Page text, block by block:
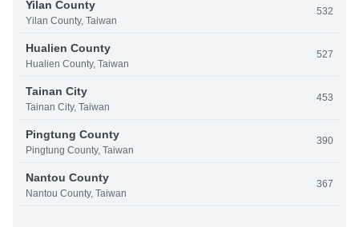
Yilan County
Yilan County, Taiwan
532
Hualien County
Hualien County, Taiwan
527
Tainan City
Tainan City, Taiwan
453
Pingtung County
Pingtung County, Taiwan
390
Nantou County
Nantou County, Taiwan
367